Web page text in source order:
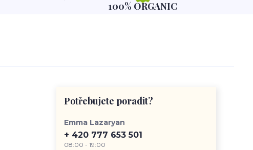
100% ORGANIC
Potřebujete poradit?
Emma Lazaryan
+ 420 777 653 501
08:00 - 19:00